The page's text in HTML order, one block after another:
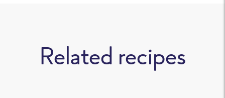
Related recipes